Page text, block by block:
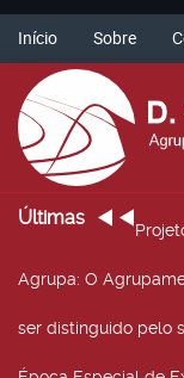
Início Sobre
Últimas
Agrupa: O
ser distinguido pelo